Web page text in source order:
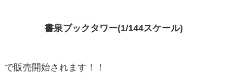
書泉ブックタワー(1/144スケール)
で販売開始されます！！